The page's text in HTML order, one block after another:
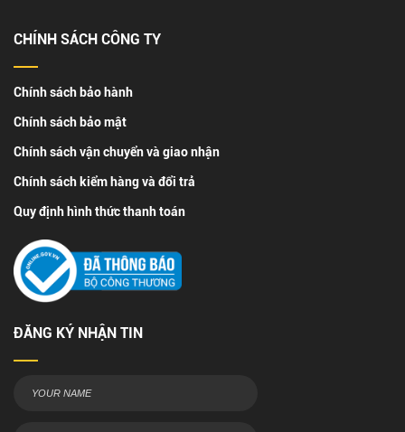
CHÍNH SÁCH CÔNG TY
Chính sách bảo hành
Chính sách bảo mật
Chính sách vận chuyển và giao nhận
Chính sách kiểm hàng và đổi trả
Quy định hình thức thanh toán
ĐĂNG KÝ NHẬN TIN